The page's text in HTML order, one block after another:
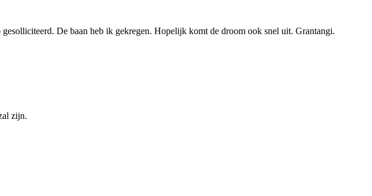
De baan heb ik gekregen. Hopelijk komt de droom ook snel uit. Grantangi.
zijn.